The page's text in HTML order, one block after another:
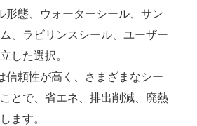
形態、ウォーターシール、サン
、ラビリンスシール、ユーザー
した選択。
信頼性が高く、さまざまなシー
とで、省エネ、排出削減、廃熱
ます。